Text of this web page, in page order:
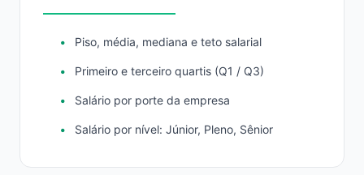
Piso, média, mediana e teto salarial
Primeiro e terceiro quartis (Q1 / Q3)
Salário por porte da empresa
Salário por nível: Júnior, Pleno, Sênior